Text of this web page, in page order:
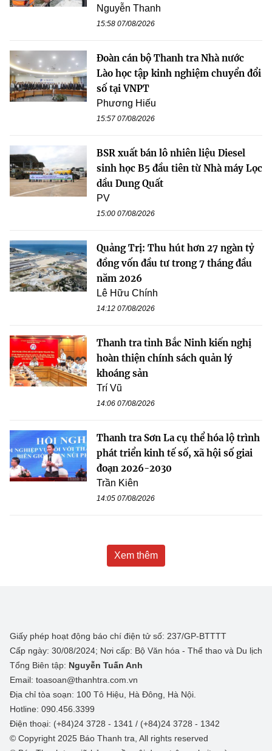
Nguyễn Thanh
15:58 07/08/2026
Đoàn cán bộ Thanh tra Nhà nước
Lào học tập kinh nghiệm chuyển đổi
số tại VNPT
Phương Hiếu
15:57 07/08/2026
BSR xuất bán lô nhiên liệu Diesel
sinh học B5 đầu tiên từ Nhà máy Lọc
dầu Dung Quất
PV
15:00 07/08/2026
Quảng Trị: Thu hút hơn 27 ngàn tỷ
đồng vốn đầu tư trong 7 tháng đầu
năm 2026
Lê Hữu Chính
14:12 07/08/2026
Thanh tra tỉnh Bắc Ninh kiến nghị
hoàn thiện chính sách quản lý
khoáng sản
Trí Vũ
14:06 07/08/2026
Thanh tra Sơn La cụ thể hóa lộ trình
phát triển kinh tế số, xã hội số giai
đoạn 2026-2030
Trần Kiên
14:05 07/08/2026
Xem thêm
Giấy phép hoạt động báo chí điện tử số: 237/GP-BTTTT
Cấp ngày: 30/08/2024; Nơi cấp: Bộ Văn hóa - Thể thao và Du lịch
Tổng Biên tập: Nguyễn Tuấn Anh
Email: toasoan@thanhtra.com.vn
Địa chỉ tòa soạn: 100 Tô Hiệu, Hà Đông, Hà Nội.
Hotline: 090.456.3399
Điện thoại: (+84)24 3728 - 1341 / (+84)24 3728 - 1342
© Copyright 2025 Báo Thanh tra, All rights reserved